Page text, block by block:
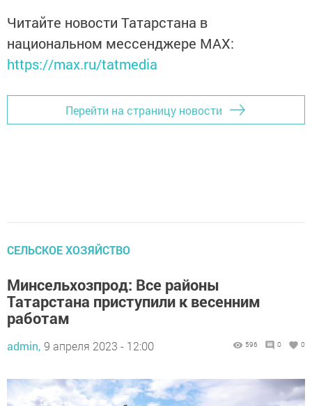
Читайте новости Татарстана в
национальном мессенджере MАХ:
https://max.ru/tatmedia
Перейти на страницу новости
СЕЛЬСКОЕ ХОЗЯЙСТВО
Минсельхозпрод: Все районы
Татарстана приступили к весенним
работам
admin, 9 апреля 2023 - 12:00 596 0 0